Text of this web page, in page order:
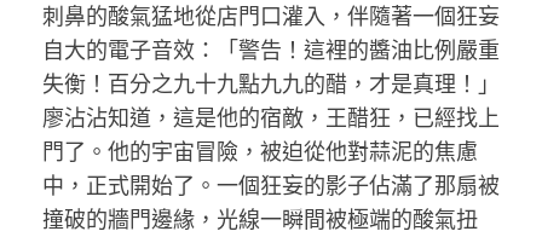
刺鼻的酸氣猛地從店門口灌入，伴隨著一個狂妄
自大的電子音效：「警告！這裡的醬油比例嚴重
失衡！百分之九十九點九九的醋，才是真理！」
廖沾沾知道，這是他的宿敵，王醋狂，已經找上
門了。他的宇宙冒險，被迫從他對蒜泥的焦慮
中，正式開始了。一個狂妄的影子佔滿了那扇被
撞破的牆門邊緣，光線一瞬間被極端的酸氣扭